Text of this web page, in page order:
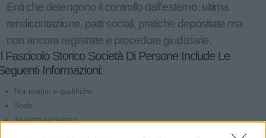
Enti che detengono il controllo dall'esterno, ultima
rendicontazione, patti sociali, pratiche depositate ma
non ancora registrate e procedure giudiziarie.
Fascicolo Storico Società Di Persone Include Le
Informazioni:
Nominativi e qualifiche
Sede
Assetto societario